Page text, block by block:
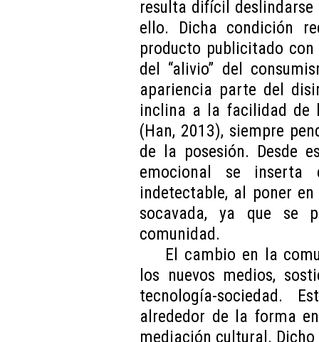
resulta difícil
ello. Dicha condición
producto publicitado
del “alivio” del
apariencia parte del
inclina a la facilidad de
(Han, 2013), siempre
de la posesión. Desde
emocional se inserta
indetectable, al poner
socavada, ya que se
comunidad.
El cambio en la
los nuevos medios,
tecnología-sociedad.
alrededor de la forma
mediación cultural.